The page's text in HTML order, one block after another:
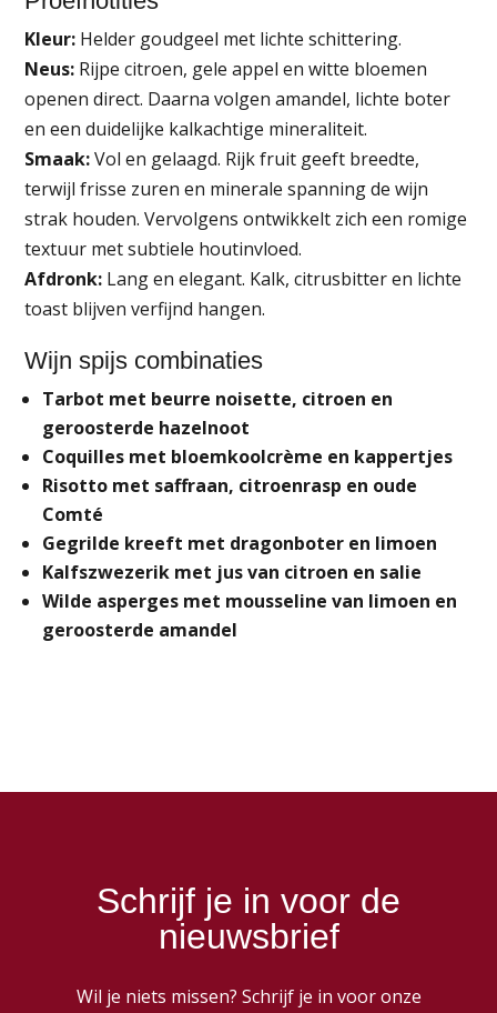
Kleur: Helder goudgeel met lichte schittering.
Neus: Rijpe citroen, gele appel en witte bloemen
openen direct. Daarna volgen amandel, lichte boter
en een duidelijke kalkachtige mineraliteit.
Smaak:Vol en gelaagd. Rijk fruit geeft breedte,
terwijl frisse zuren en minerale spanning de wijn
strak houden. Vervolgens ontwikkelt zich een romige
textuur met subtiele houtinvloed.
Afdronk: Lang en elegant. Kalk, citrusbitter en lichte
toast blijven verfijnd hangen.
Wijn spijs combinaties
Tarbot met beurre noisette, citroen en
geroosterde hazelnoot
Coquilles met bloemkoolcrème en kappertjes
Risotto met saffraan, citroenrasp en oude
Comté
Gegrilde kreeft met dragonboter en limoen
Kalfszwezerik met jus van citroen en salie
Wilde asperges met mousseline van limoen en
geroosterde amandel
Schrijf je in voor de
nieuwsbrief
Wil je niets missen? Schrijf je in voor onze